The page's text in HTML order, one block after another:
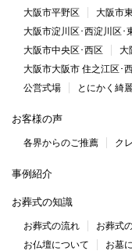
大阪市平野区
大阪市
大阪市淀川区･西淀川区･
大阪市中央区･西区
大
大阪市大阪市 住之江区･
公営式場
とにかく綺
お客様の声
各界からのご推薦 ク
事例紹介
お葬式の知識
お葬式の流れ お葬式
お仏壇について
お墓